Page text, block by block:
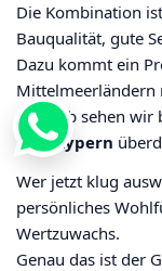
Die Kombination
Bauqualität, gute
Dazu kommt ein
Mittelmeerländern
Deshalb sehen
Nordzypern
Wer jetzt klug
persönliches
Wertzuwachs.
Genau das ist der